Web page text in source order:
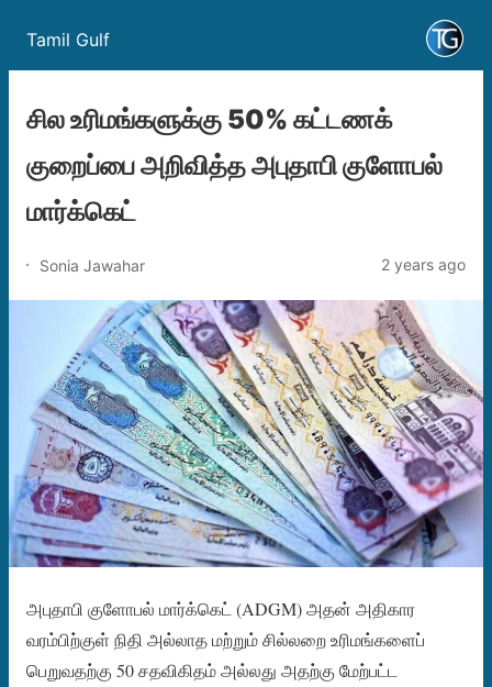
Tamil Gulf
சில உரிமங்களுக்கு 50% கட்டணக்
குறைப்பை அறிவித்த அபுதாபி குளோபல்
மார்க்கெட்
Sonia Jawahar 2 years ago
அபுதாபி குளோபல் மார்க்கெட் (ADGM) அதன் அதிகார
வரம்பிற்குள் நிதி அல்லாத மற்றும் சில்லறை உரிமங்களைப்
பெறுவதற்கு 50 சதவிகிதம் அல்லது அதற்கு மேற்பட்ட